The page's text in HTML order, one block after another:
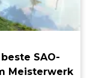
SAO-
Meisterwerk